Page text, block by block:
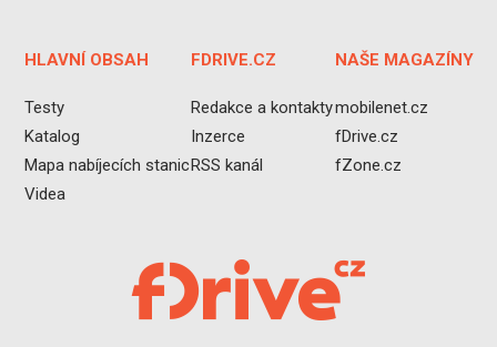
HLAVNÍ OBSAH
Testy
Katalog
Mapa nabíjecích stanic
Videa
FDRIVE.CZ
Redakce a kontakty
Inzerce
RSS kanál
NAŠE MAGAZÍNY
mobilenet.cz
fDrive.cz
fZone.cz